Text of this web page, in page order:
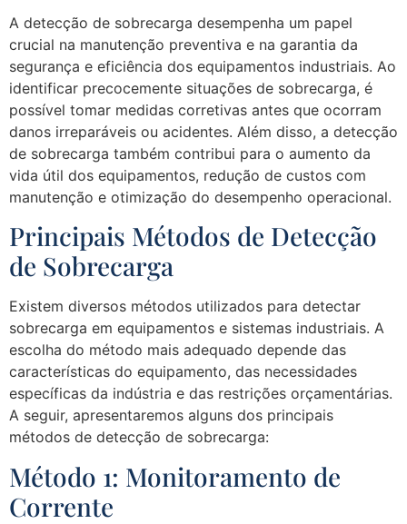
A detecção de sobrecarga desempenha um papel
crucial na manutenção preventiva e na garantia da
segurança e eficiência dos equipamentos industriais. Ao
identificar precocemente situações de sobrecarga, é
possível tomar medidas corretivas antes que ocorram
danos irreparáveis ou acidentes. Além disso, a detecção
de sobrecarga também contribui para o aumento da
vida útil dos equipamentos, redução de custos com
manutenção e otimização do desempenho operacional.
Principais Métodos de Detecção
de Sobrecarga
Existem diversos métodos utilizados para detectar
sobrecarga em equipamentos e sistemas industriais. A
escolha do método mais adequado depende das
características do equipamento, das necessidades
específicas da indústria e das restrições orçamentárias.
A seguir, apresentaremos alguns dos principais
métodos de detecção de sobrecarga:
Método 1: Monitoramento de
Corrente